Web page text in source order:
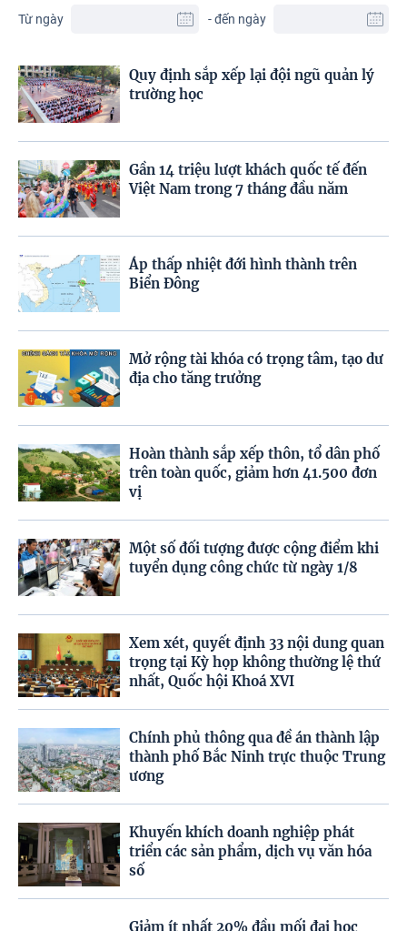
Từ ngày - đến ngày
Quy định sắp xếp lại đội ngũ quản lý
trường học
Gần 14 triệu lượt khách quốc tế đến
Việt Nam trong 7 tháng đầu năm
Áp thấp nhiệt đới hình thành trên
Biển Đông
Mở rộng tài khóa có trọng tâm, tạo dư
địa cho tăng trưởng
Hoàn thành sắp xếp thôn, tổ dân phố
trên toàn quốc, giảm hơn 41.500 đơn
vị
Một số đối tượng được cộng điểm khi
tuyển dụng công chức từ ngày 1/8
Xem xét, quyết định 33 nội dung quan
trọng tại Kỳ họp không thường lệ thứ
nhất, Quốc hội Khoá XVI
Chính phủ thông qua đề án thành lập
thành phố Bắc Ninh trực thuộc Trung
ương
Khuyến khích doanh nghiệp phát
triển các sản phẩm, dịch vụ văn hóa
số
Giảm ít nhất 20% đầu mối đại học